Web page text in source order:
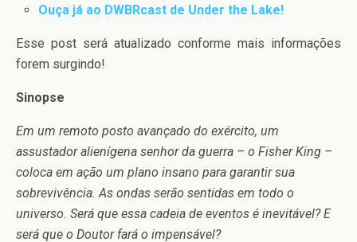
Ouça já ao DWBRcast de Under the Lake!
Esse post será atualizado conforme mais informações
forem surgindo!
Sinopse
Em um remoto posto avançado do exército, um
assustador alienígena senhor da guerra – o Fisher King –
coloca em ação um plano insano para garantir sua
sobrevivência. As ondas serão sentidas em todo o
universo. Será que essa cadeia de eventos é inevitável? E
será que o Doutor fará o impensável?